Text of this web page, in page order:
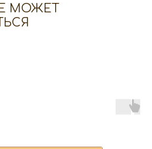
МОЖЕТ